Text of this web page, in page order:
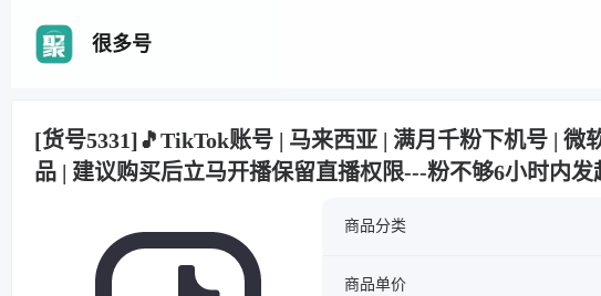
很多号
[货号5331]🎵TikTok账号 | 马来西亚 | 满月千粉下机号 | 微
品 | 建议购买后立马开播保留直播权限---粉不够6小时内发
商品分类
商品单价